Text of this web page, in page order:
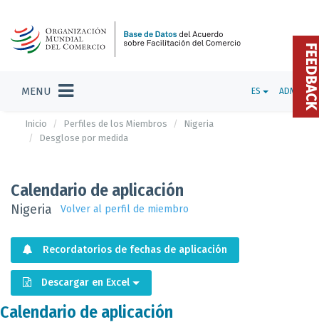
MENU ES ADMIN
Inicio Perfiles de los Miembros
Nigeria
Desglose por medida
Calendario de aplicación
Nigeria Volver al perfil de miembro
Recordatorios de fechas de aplicación
Descargar en Excel
Calendario de aplicación
FEEDBACK